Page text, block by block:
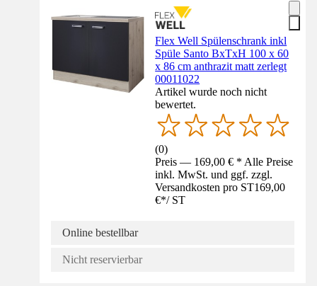
Flex Well Spülenschrank inkl
Spüle Santo BxTxH 100 x 60
x 86 cm anthrazit matt zerlegt
00011022
Artikel wurde noch nicht
bewertet.
(0)
Preis — 169,00 € * Alle Preise
inkl. MwSt. und ggf. zzgl.
Versandkosten pro ST169,00
€*/ ST
Online bestellbar
Nicht reservierbar